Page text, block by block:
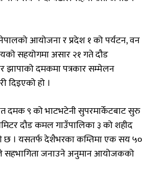
आयोजना र प्रदेश १ को पर्यटन, वन
सहयोगमा असार २१ गते दौड
झापाको दमकमा पत्रकार सम्मेलन
दिइएको हो ।
दमक ९ को भाटभटेनी सुपरमार्केटबाट सुरु
दौड कमल गाउँपालिका ३ को शहीद
छ । यसतर्फ देशैभरका कम्तिमा एक सय ५०
सहभागिता जनाउने अनुमान आयोजकको